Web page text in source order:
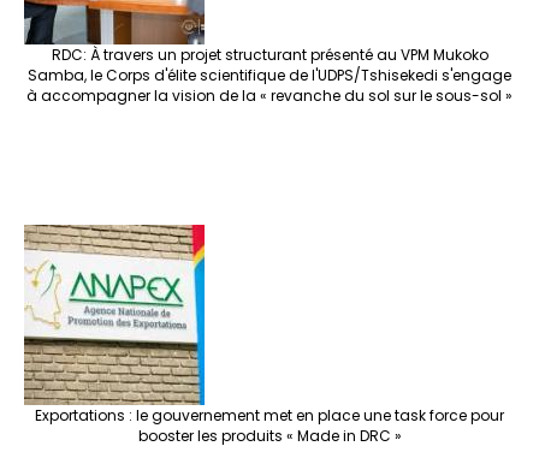
RDC: À travers un projet structurant présenté au VPM Mukoko
Samba, le Corps d'élite scientifique de l'UDPS/Tshisekedi s'engage
à accompagner la vision de la « revanche du sol sur le sous-sol »
Exportations : le gouvernement met en place une task force pour
booster les produits « Made in DRC »